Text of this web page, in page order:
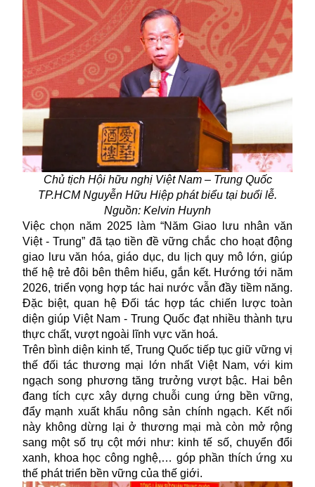
Chủ tịch Hội hữu nghị Việt Nam – Trung Quốc
TP.HCM Nguyễn Hữu Hiệp phát biểu tại buổi lễ.
Nguồn: Kelvin Huynh
Việc chọn năm 2025 làm “Năm Giao lưu nhân văn
Việt - Trung” đã tạo tiền đề vững chắc cho hoạt động
giao lưu văn hóa, giáo dục, du lịch quy mô lớn, giúp
thế hệ trẻ đôi bên thêm hiểu, gắn kết. Hướng tới năm
2026, triển vọng hợp tác hai nước vẫn đầy tiềm năng.
Đặc biệt,quan hệ Đối táchợp tác chiến lược toàn
diện giúp Việt Nam - Trung Quốc đạt nhiều thành tựu
thực chất, vượt ngoài lĩnh vực văn hoá.
Trên bình diện kinh tế, Trung Quốc tiếp tục giữ vững vị
thế đối tác thương mại lớn nhất Việt Nam, với kim
ngạch song phương tăng trưởng vượt bậc. Hai bên
đang tích cực xây dựng chuỗi cung ứng bền vững,
đẩy mạnh xuất khẩu nông sản chính ngạch. Kết nối
này không dừng lại ở thương mại mà còn mở rộng
sang một số trụ cột mới như: kinh tế số, chuyển đổi
xanh, khoa học công nghệ,… góp phần thích ứng xu
thế phát triển bền vững của thế giới.